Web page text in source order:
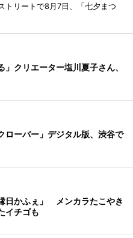
トリートで8月7日、「七夕まつ
」クリエーター塩川夏子さん、
ローバー」デジタル版、渋谷で
日かふぇ」 メンカラたこやき
イチゴも